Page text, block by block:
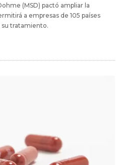
(MSD) pactó ampliar la
a empresas de 105 países
su tratamiento.